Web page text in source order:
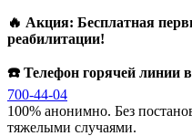
🔥 Акция: Бесплатная
реабилитации!
☎️ Телефон горячей линии в
700-44-04
100% анонимно. Без
тяжелыми случаями.